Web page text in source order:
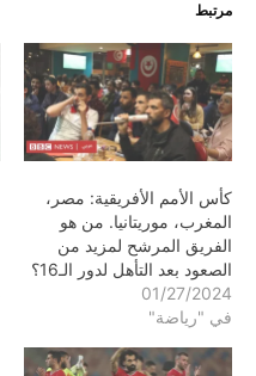
مرتبط
كأس الأمم الأفريقية: مصر،
المغرب، موريتانيا. من هو
الفريق المرشح لمزيد من
الصعود بعد التأهل لدور الـ16؟
01/27/2024
في "رياضة"